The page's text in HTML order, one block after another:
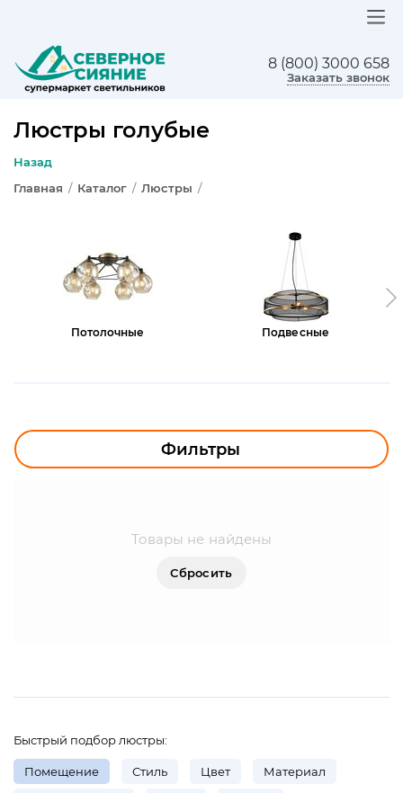
8 (800) 3000 658
Заказать звонок
Люстры голубые
Назад
Главная / Каталог / Люстры /
Потолочные Подвесные
Фильтры
Товары не найдены
Сбросить
Быстрый подбор люстры:
Помещение Стиль Цвет Материал
ЛЮСТРЫ
БРА И ПОДСВЕТКА
НАСТОЛЬНЫЕ ЛАМПЫ
СВЕТИЛЬНИКИ КАК В ИКЕА
ОФИСНОЕ ОСВЕЩЕНИЕ
НОВОГОДНИЕ ТОВАРЫ